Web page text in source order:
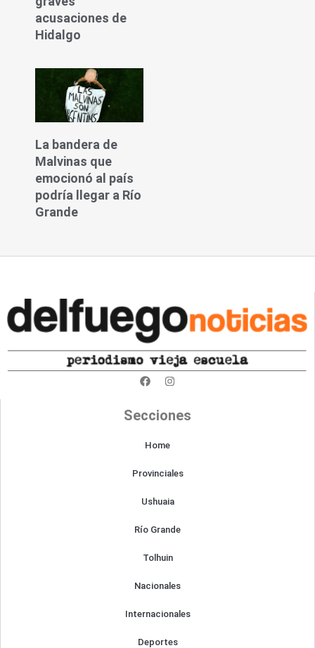
acusaciones de
Hidalgo
La bandera de
Malvinas que
emocionó al país
podría llegar a Río
Grande
F
a
b
k
I
n
a
a
Secciones
Home
Provinciales
Ushuaia
Río Grande
Tolhuin
Nacionales
Internacionales
Deportes